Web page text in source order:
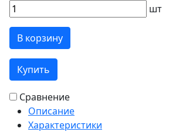
шт
В корзину
Купить
Сравнение
Описание
Характеристики